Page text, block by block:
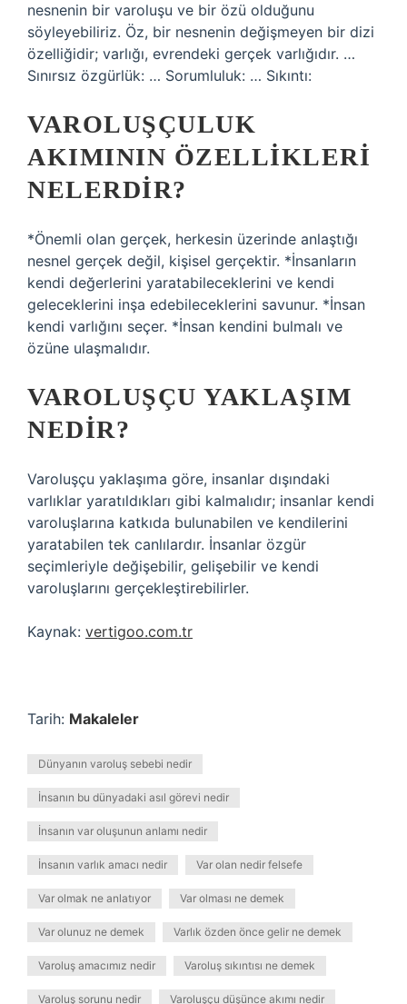
nesnenin bir varoluşu ve bir özü olduğunu
söyleyebiliriz. Öz, bir nesnenin değişmeyen bir dizi
özelliğidir; varlığı, evrendeki gerçek varlığıdır. …
Sınırsız özgürlük: … Sorumluluk: … Sıkıntı:
VAROLUŞÇULUK
AKIMININ ÖZELLIKLERI
NELERDIR?
*Önemli olan gerçek, herkesin üzerinde anlaştığı
nesnel gerçek değil, kişisel gerçektir. *İnsanların
kendi değerlerini yaratabileceklerini ve kendi
geleceklerini inşa edebileceklerini savunur. *İnsan
kendi varlığını seçer. *İnsan kendini bulmalı ve
özüne ulaşmalıdır.
VAROLUŞÇU YAKLAŞIM
NEDIR?
Varoluşçu yaklaşıma göre, insanlar dışındaki
varlıklar yaratıldıkları gibi kalmalıdır; insanlar kendi
varoluşlarına katkıda bulunabilen ve kendilerini
yaratabilen tek canlılardır. İnsanlar özgür
seçimleriyle değişebilir, gelişebilir ve kendi
varoluşlarını gerçekleştirebilirler.
Kaynak: vertigoo.com.tr
Tarih: Makaleler
Dünyanın varoluş sebebi nedir
İnsanın bu dünyadaki asıl görevi nedir
İnsanın var oluşunun anlamı nedir
İnsanın varlık amacı nedir Var olan nedir felsefe
Var olmak ne anlatıyor Var olması ne demek
Var olunuz ne demek Varlık özden önce gelir ne demek
Varoluş amacımız nedir Varoluş sıkıntısı ne demek
Varoluş sorunu nedir Varoluşçu düşünce akımı nedir